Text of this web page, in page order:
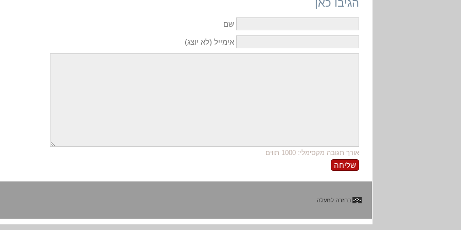
הגיבו כאן
שם
אימייל (לא יוצג)
אורך תגובה מקסימלי: 1000 תווים
בחזרה למעלה